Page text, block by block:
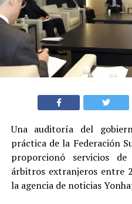
Una auditoría del
práctica de la Federación
proporcionó servicios
árbitros extranjeros entre
la agencia de noticias